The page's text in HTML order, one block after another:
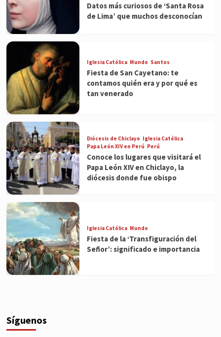
Datos más curiosos de ‘Santa Rosa
de Lima’ que muchos desconocían
Iglesia Católica Mundo Santos
Fiesta de San Cayetano: te
contamos quién era y por qué es
tan venerado
Diócesis de Chiclayo Iglesia Católica
Papa León XIV en Perú Perú
Conoce los lugares que visitará el
Papa León XIV en Chiclayo, la
diócesis donde fue obispo
Iglesia Católica Mundo
Fiesta de la ‘Transfiguración del
Señor’: significado e importancia
Síguenos